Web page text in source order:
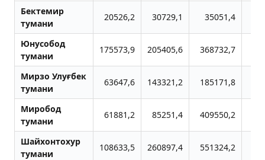
Бектемир
тумани
20526,2 30729,1 35051,4
Юнусобод
тумани
175573,9 205405,6 368732,7
Мирзо Улуғбек
тумани
63647,6 143321,2 185171,8
Миробод
тумани
61881,2 85251,4 409550,2
Шайхонтохур
тумани
108633,5 260897,4 551324,2